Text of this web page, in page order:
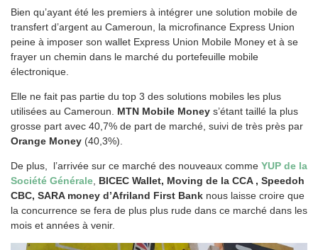
Bien qu’ayant été les premiers à intégrer une solution mobile de
transfert d’argent au Cameroun, la microfinance Express Union
peine à imposer son wallet Express Union Mobile Money et à se
frayer un chemin dans le marché du portefeuille mobile
électronique.
Elle ne fait pas partie du top 3 des solutions mobiles les plus
utilisées au Cameroun. MTN Mobile Money s’étant taillé la plus
grosse part avec 40,7% de part de marché, suivi de très près par
Orange Money (40,3%).
De plus, l’arrivée sur ce marché des nouveaux comme YUP de la
Société Générale, BICEC Wallet, Moving de la CCA , Speedoh
CBC, SARA money d’Afriland First Bank nous laisse croire que
la concurrence se fera de plus plus rude dans ce marché dans les
mois et années à venir.